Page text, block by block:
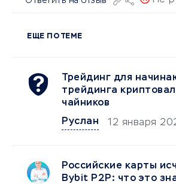
ЕЩЕ ПО ТЕМЕ
Трейдинг для
трейдинга
чайников
Руслан
12 января
Российские карты
Bybit P2P: что это